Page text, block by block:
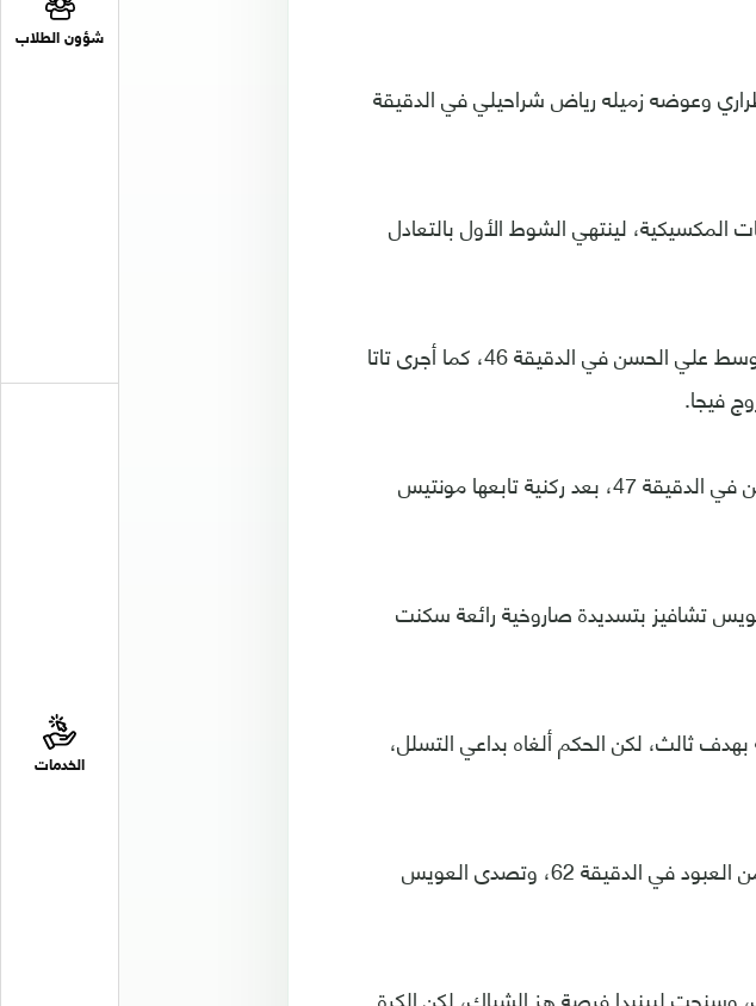
شؤون الطلاب
الخدمات
وعوضه زميله رياض شراحيلي في الدقيقة
لينتهي الشوط الأول بالتعادل
وزج المدرب رينارد بالمدافع عبد الله مادو، وأخرج لاعب الوسط علي الحسن في الدقيقة 46، كما أجرى تاتا
فيجا.
ونجحت المكسيك في إضافة هدف التقدم عبر هنري مارتن في الدقيقة 47، بعد ركنية تابعها مونتيس
طريق لويس تشافيز بتسديدة صاروخية رائعة سكنت
بهدف ثالث، لكن الحكم ألغاه بداعي التسلل،
وأجرى رينارد تبديلا بخروج صالح الشهري ودفع بعبد الرحمن العبود في الدقيقة 62، وتصدى العويس